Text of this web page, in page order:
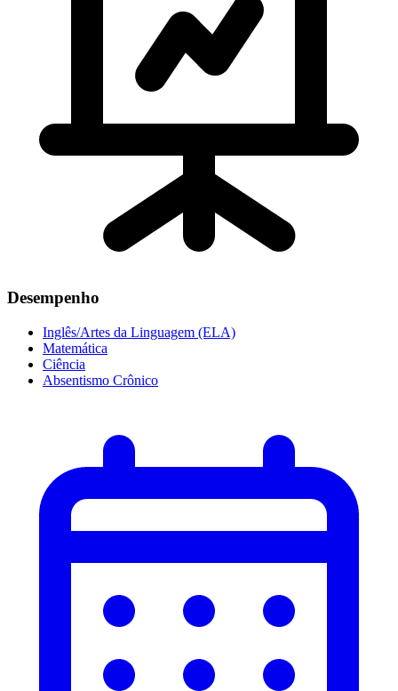
Desempenho
Inglês/Artes da Linguagem (ELA)
Matemática
Ciência
Absentismo Crônico